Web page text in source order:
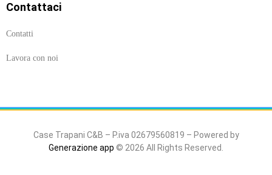
Contattaci
Contatti
Lavora con noi
Case Trapani C&B – P.iva 02679560819 – Powered by
Generazione app © 2026 All Rights Reserved.